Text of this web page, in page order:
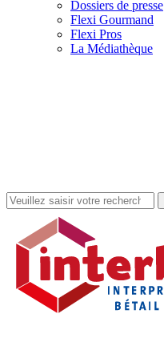
Dossiers de presse
Flexi Gourmand
Flexi Pros
La Médiathèque
Rechercher
dans
site